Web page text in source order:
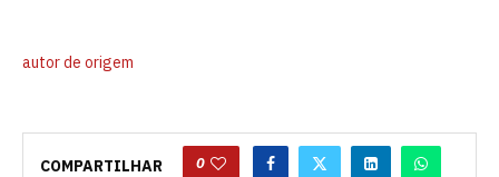
autor de origem
COMPARTILHAR 0